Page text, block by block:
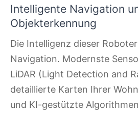
Intelligente Navigation
Objekterkennung
Die Intelligenz dieser
Navigation. Modernste
LiDAR (Light Detection and
detaillierte Karten Ihrer
und KI-gestützte